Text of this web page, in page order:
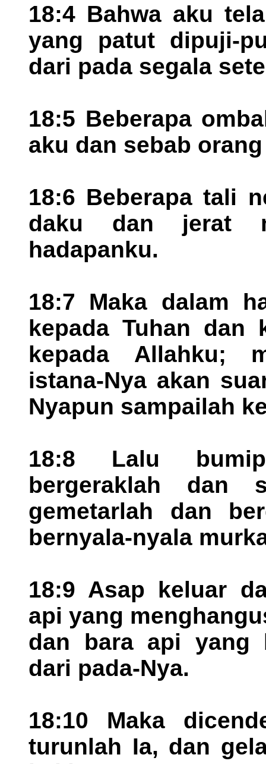
18:4 Bahwa aku
yang patut dipuji-
dari pada segala
18:5 Beberapa
aku dan sebab
18:6 Beberapa tali
daku dan jerat
hadapanku.
18:7 Maka dalam
kepada Tuhan dan
kepada Allahku;
istana-Nya akan
Nyapun sampailah
18:8 Lalu
bergeraklah dan
gemetarlah dan
bernyala-nyala
18:9 Asap keluar
api yang
dan bara api yang
dari pada-Nya.
18:10 Maka
turunlah Ia, dan